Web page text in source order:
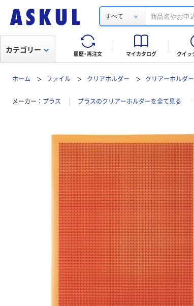
すべて
履歴・再注文 マイカタログ クイッ
カテゴリー
ホーム ファイル クリアホルダー クリアーホルダー
メーカー プラス プラスのクリアーホルダーを全て見る